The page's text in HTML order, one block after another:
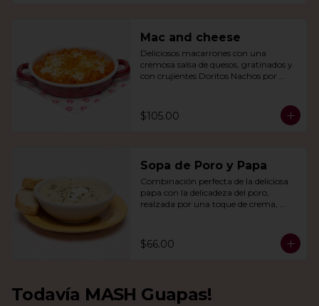
Mac and cheese
Deliciosos macarrones con una
cremosa salsa de quesos, gratinados y
con crujientes Doritos Nachos por
$105.00
Sopa de Poro y Papa
Combinación perfecta de la deliciosa
papa con la delicadeza del poro,
realzada por una toque de crema,
$66.00
Todavía MASH Guapas!